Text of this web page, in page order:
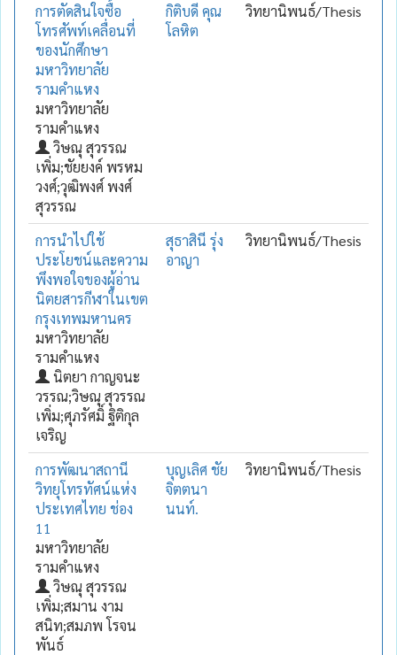
การตัดสินใจซื้อ
โทรศัพท์เคลื่อนที่
ของนักศึกษา
มหาวิทยาลัย
รามคำแหง
มหาวิทยาลัย
รามคำแหง
วิษณุ สุวรรณ
เพิ่ม;ชัยยงค์ พรหม
วงศ์;วุฒิพงศ์ พงศ์
สุวรรณ
กิติบดี คุณ
โลหิต
วิทยานิพนธ์/Thesis
การนำไปใช้
ประโยชน์และความ
พึงพอใจของผู้อ่าน
นิตยสารกีฬาในเขต
กรุงเทพมหานคร
มหาวิทยาลัย
รามคำแหง
นิตยา กาญจนะ
วรรณ;วิษณุ สุวรรณ
เพิ่ม;ศุภรัศมิ์ ฐิติกุล
เจริญ
สุธาสินี รุ่ง
อาญา
วิทยานิพนธ์/Thesis
การพัฒนาสถานี
วิทยุโทรทัศน์แห่ง
ประเทศไทย ช่อง
11
มหาวิทยาลัย
รามคำแหง
วิษณุ สุวรรณ
เพิ่ม;สมาน งาม
สนิท;สมภพ โรจน
พันธ์
บุญเลิศ ชัย
จิตตนา
นนท์.
วิทยานิพนธ์/Thesis